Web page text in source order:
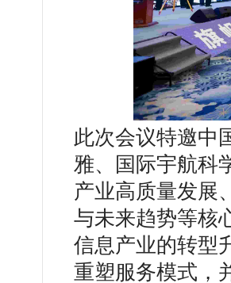
此次会议特邀中
雅、国际宇航科
产业高质量发展
与未来趋势等核
信息产业的转型
重塑服务模式，